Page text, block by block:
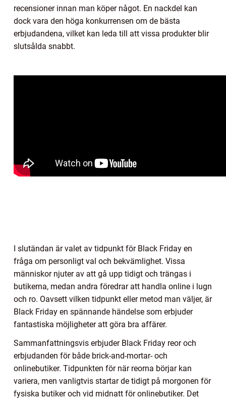
recensioner innan man köper något. En nackdel kan
dock vara den höga konkurrensen om de bästa
erbjudandena, vilket kan leda till att vissa produkter blir
slutsålda snabbt.
I slutändan är valet av tidpunkt för Black Friday en
fråga om personligt val och bekvämlighet. Vissa
människor njuter av att gå upp tidigt och trängas i
butikerna, medan andra föredrar att handla online i lugn
och ro. Oavsett vilken tidpunkt eller metod man väljer, är
Black Friday en spännande händelse som erbjuder
fantastiska möjligheter att göra bra affärer.
Sammanfattningsvis erbjuder Black Friday reor och
erbjudanden för både brick-and-mortar- och
onlinebutiker. Tidpunkten för när reorna börjar kan
variera, men vanligtvis startar de tidigt på morgonen för
fysiska butiker och vid midnatt för onlinebutiker. Det